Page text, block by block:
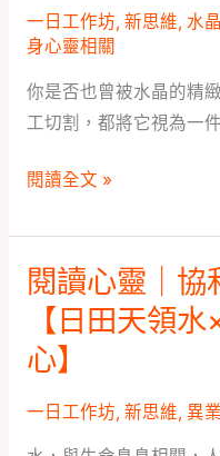
中
一日工作坊, 新思維, 水
身心靈相關
你是否也曾被水晶的精
工切割，都將它視為一
VRA
水
晶
頭
課
二
曲-
【水
閱讀全文 »
閱讀心靈｜協
【日田天領
心】
一日工作坊, 新思維, 異
閱
靈